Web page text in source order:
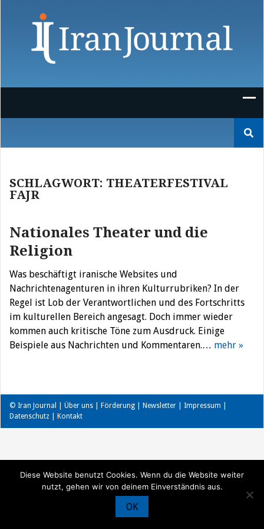
nach:
SCHLAGWORT: THEATERFESTIVAL
FAJR
Nationales Theater und die
Religion
Was beschäftigt iranische Websites und
Nachrichtenagenturen in ihren Kulturrubriken? In der
Regel ist Lob der Verantwortlichen und des Fortschritts
im kulturellen Bereich angesagt. Doch immer wieder
kommen auch kritische Töne zum Ausdruck. Einige
Beispiele aus Nachrichten und Kommentaren.… mehr »
© Iran Journal | Über uns Förderung Newsletter Impressum
Datenschutz
Kontakt
Diese Website benutzt Cookies. Wenn du die Website weiter
nutzt, gehen wir von deinem Einverständnis aus.
OK